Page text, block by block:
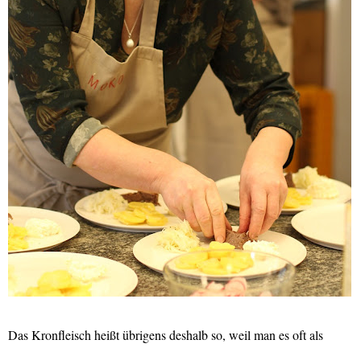
Das Kronfleisch heißt übrigens deshalb so, weil man es oft als